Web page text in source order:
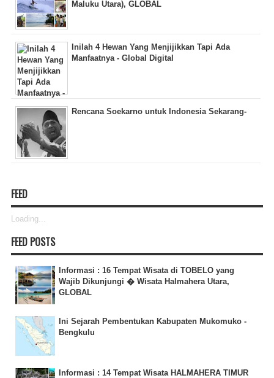
Maluku Utara), GLOBAL
Inilah 4 Hewan Yang Menjijikkan Tapi Ada
Manfaatnya - Global Digital
Rencana Soekarno untuk Indonesia Sekarang-
FEED
Loading...
FEED POSTS
Informasi : 16 Tempat Wisata di TOBELO yang
Wajib Dikunjungi � Wisata Halmahera Utara,
GLOBAL
Ini Sejarah Pembentukan Kabupaten Mukomuko -
Bengkulu
Informasi : 14 Tempat Wisata HALMAHERA TIMUR